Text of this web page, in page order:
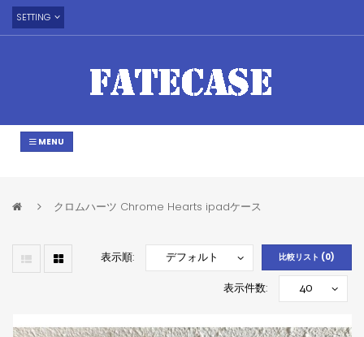
SETTING
MENU
クロムハーツ Chrome Hearts ipadケース
比較リスト (0)
表示順:
表示件数: